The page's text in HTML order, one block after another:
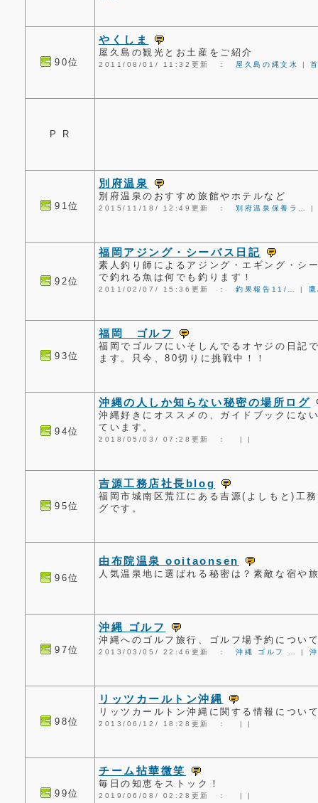
90位
やくしま
屋久島の観光とお土産をご紹介
2011/08/01/ 11:32更新 ： 屋久島の縄文水 |
P R
91位
別府温泉
別府温泉のおすすめ旅館やホテルなど
2015/11/18/ 12:49更新 ： 別府温泉保養ラ…
92位
福岡アジング・シーバス日記
素人釣り師によるアジング・エギング・シ
で釣れる魚は何でも釣ります！
2011/02/07/ 15:36更新 ：釣果報告11/… |
93位
福岡 ゴルフ
福岡でゴルフにいそしんでるオヤジの日記
ます。只今、80切りに挑戦中！！
94位
沖縄の人しか知らない秘密の場所ログ
沖縄好きにオススメの、ガイドブックにな
ています。
2018/05/03/ 07:28更新 ： | |
95位
吉源工務店社長blog
福岡市城南区荒江にある吉源(よしもと)工
グです。
96位
由布院温泉 ooitaonsen
人気温泉地に選ばれる秘密は？素敵な宿や
97位
沖縄 ゴルフ
沖縄へのゴルフ旅行、ゴルフ場予約につい
2013/03/05/ 22:46更新 ：沖縄 ゴルフ … |
98位
リッツカールトン沖縄
リッツカールトン沖縄に関する情報につい
2013/06/12/ 18:28更新 ： | |
99位
チーム拈華微笑
毎日の知恵をストック！
2019/06/08/ 02:28更新 ： | |